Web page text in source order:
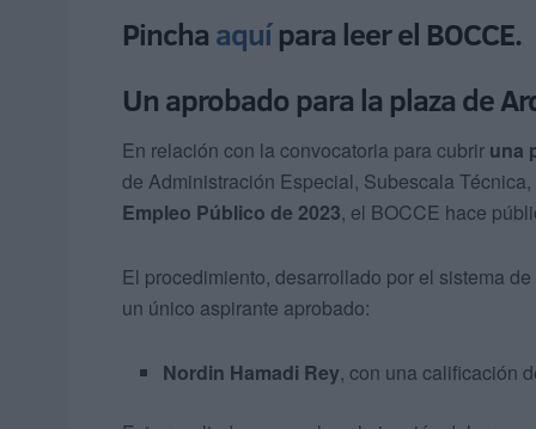
Pincha aquípara leer el BOCCE.
Un aprobado para la plaza de
En relación con la convocatoria para cubrir una
de Administración Especial, Subescala
Empleo Público de 2023, el BOCCE hace
El procedimiento, desarrollado por el sistema de
un único aspirante aprobado:
Nordin Hamadi Rey, con una calificación